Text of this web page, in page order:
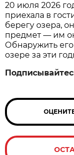
20 июля 2026
приехала в
берегу озера,
предмет — им
Обнаружить его
озере за эти